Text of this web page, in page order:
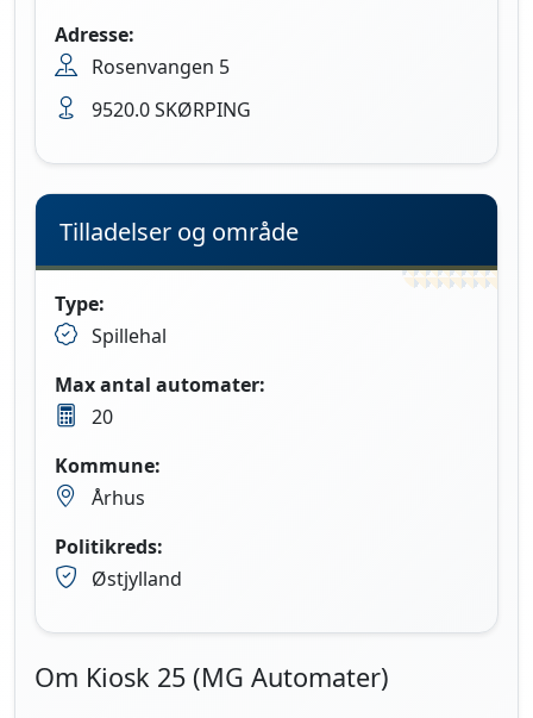
Adresse:
Rosenvangen 5
9520.0 SKØRPING
Tilladelser og område
Type:
Spillehal
Max antal automater:
20
Kommune:
Århus
Politikreds:
Østjylland
Om Kiosk 25 (MG Automater)